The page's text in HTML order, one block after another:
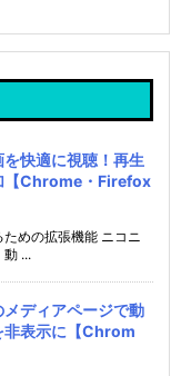
を快適に視聴！再生
【Chrome・Firefox
めの拡張機能 ニコニ
...
ディアページで動
非表示に【Chrom